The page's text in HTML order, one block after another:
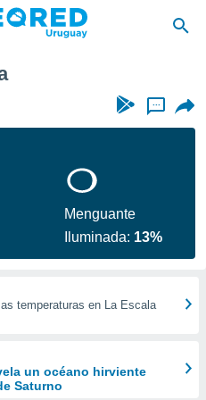
...
Menguante
Iluminada: 13%
temperaturas en La Escala
un océano hirviente
Saturno